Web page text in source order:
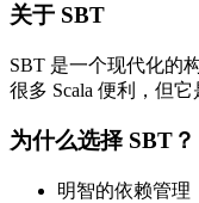
关于 SBT
SBT 是一个现代化的
很多 Scala 便利，但
为什么选择 SBT？
明智的依赖管理